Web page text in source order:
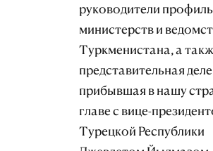
руководители
министерств и
Туркменистана, а
представительная
прибывшая в нашу
главе с вице-
Турецкой Республики